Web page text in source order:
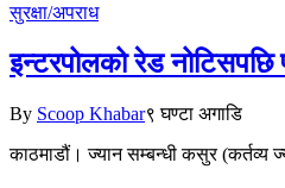
सुरक्षा/अपराध
इन्टरपोलको रेड
By Scoop Khabar९ घण्टा अगाडि
काठमाडौं। ज्यान सम्बन्धी कसुर (कर्तव्य